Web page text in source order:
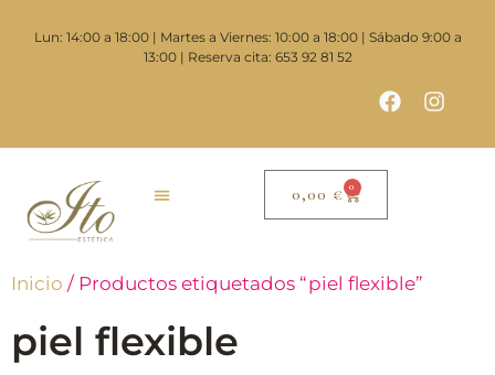
Lun: 14:00 a 18:00 | Martes a Viernes: 10:00 a 18:00 | Sábado 9:00 a
13:00 | Reserva cita: 653 92 81 52
0,00 € 0
Inicio / Productos etiquetados “piel flexible”
piel flexible